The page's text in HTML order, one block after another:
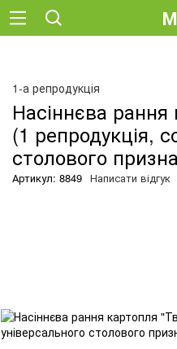
1-а репродукція
Насіннєва рання
(1 репродукція,
столового
Артикул: 8849 Написати відгук